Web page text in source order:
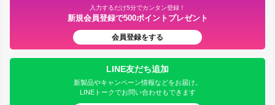
入力するだけ5分でカンタン登録！
新規会員登録で500ポイントプレゼント
会員登録をする
LINE友だち追加
新製品やキャンペーン情報などをお届け。
LINEトークでお問い合わせもできます